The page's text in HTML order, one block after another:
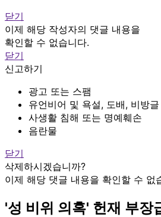
닫기
이제 해당 작성자의 댓글 내용을
확인할 수 없습니다.
닫기
신고하기
광고 또는 스팸
유언비어 및 욕설, 도배, 비방글
사생활 침해 또는 명예훼손
음란물
닫기
삭제하시겠습니까?
이제 해당 댓글 내용을 확인할 수 없
'성 비위 의혹' 헌재 부장